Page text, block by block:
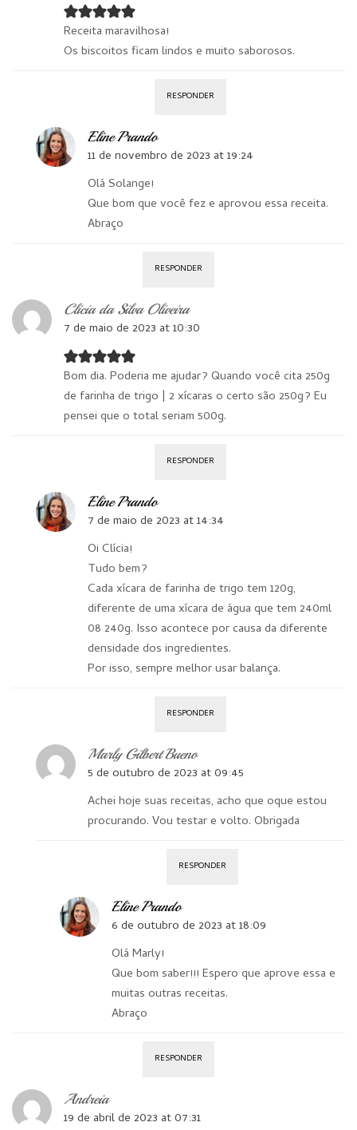
Receita maravilhosa!
Os biscoitos ficam lindos e muito saborosos.
RESPONDER
Eline Prando
11 de novembro de 2023 at 19:24
Olá Solange!
Que bom que você fez e aprovou essa receita.
Abraço
RESPONDER
Clicia da Silva Oliveira
7 de maio de 2023 at 10:30
Bom dia. Poderia me ajudar? Quando você cita 250g
de farinha de trigo | 2 xícaras o certo são 250g? Eu
pensei que o total seriam 500g.
RESPONDER
Eline Prando
7 de maio de 2023 at 14:34
Oi Clícia!
Tudo bem?
Cada xícara de farinha de trigo tem 120g,
diferente de uma xícara de água que tem 240ml
08 240g. Isso acontece por causa da diferente
densidade dos ingredientes.
Por isso, sempre melhor usar balança.
RESPONDER
Marly Gilbert Bueno
5 de outubro de 2023 at 09:45
Achei hoje suas receitas, acho que oque estou
procurando. Vou testar e volto. Obrigada
RESPONDER
Eline Prando
6 de outubro de 2023 at 18:09
Olá Marly!
Que bom saber!!! Espero que aprove essa e
muitas outras receitas.
Abraço
RESPONDER
Andreia
19 de abril de 2023 at 07:31